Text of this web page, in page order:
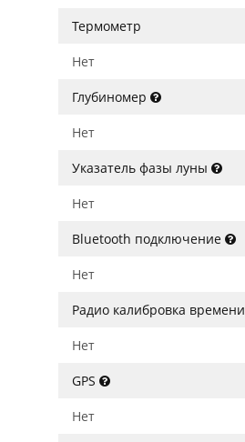
Термометр
Нет
Глубиномер
Нет
Указатель фазы луны
Нет
Bluetooth подключение
Нет
Радио калибровка времени
Нет
GPS
Нет